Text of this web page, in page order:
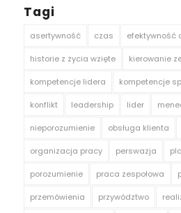
Tagi
asertywność czas efektywność
historie z życia wzięte kierowanie
kompetencje lidera kompetencje
konflikt leadership lider
nieporozumienie obsługa klienta
organizacja pracy perswazja
porozumienie praca zespołowa
przemówienia przywództwo